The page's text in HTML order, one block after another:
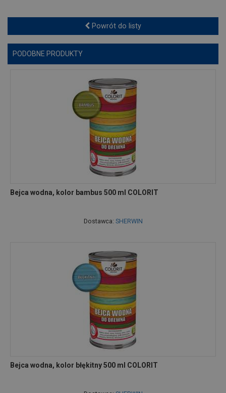
Powrót do listy
PODOBNE PRODUKTY
Bejca wodna, kolor bambus 500 ml COLORIT
Dostawca: SHERWIN
Bejca wodna, kolor błękitny 500 ml COLORIT